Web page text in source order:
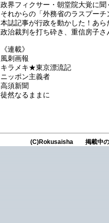
政界フィクサー・朝堂院大覚に
それからの「外務省のラスプー
本誌記事が行政を動かした！あ
政治裁判を打ち砕き、重信房子
《連載》
風刺画報
キラメキ★東京漂流記
ニッポン主義者
高須新聞
徒然なるままに
(C)Rokusaisha 掲載中の